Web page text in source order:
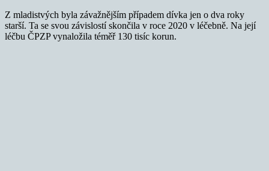
Z mladistvých byla závažnějším případem dívka jen o dva roky
starší. Ta se svou závislostí skončila v roce 2020 v léčebně. Na její
léčbu ČPZP vynaložila téměř 130 tisíc korun.